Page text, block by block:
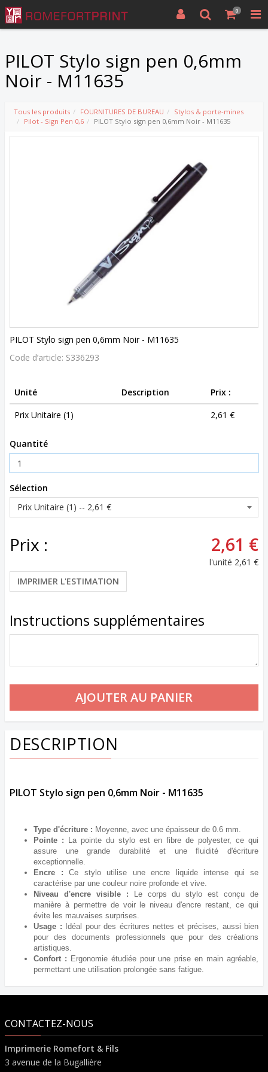
0
PILOT Stylo sign pen 0,6mm
Noir - M11635
Tous les produits FOURNITURES DE BUREAU
Stylos & porte-mines
Pilot - Sign Pen 0,6
PILOT Stylo sign pen 0,6mm Noir - M11635
PILOT Stylo sign pen 0,6mm Noir - M11635
Code d’article: S336293
Unité Description
Prix :
Prix Unitaire (1)
2,61 €
Quantité
Sélection
Prix : 2,61 €
l'unité 2,61 €
IMPRIMER L'ESTIMATION
Instructions supplémentaires
DESCRIPTION
PILOT Stylo sign pen 0,6mm Noir - M11635
Type d'écriture : Moyenne, avec une épaisseur de 0.6 mm.
Pointe : La pointe du stylo est en fibre de polyester, ce qui
assure une grande durabilité et une fluidité d'écriture
exceptionnelle.
Encre : Ce stylo utilise une encre liquide intense qui se
caractérise par une couleur noire profonde et vive.
Niveau d'encre visible : Le corps du stylo est conçu de
manière à permettre de voir le niveau d'encre restant, ce qui
évite les mauvaises surprises.
Usage : Idéal pour des écritures nettes et précises, aussi bien
pour des documents professionnels que pour des créations
artistiques.
Confort : Ergonomie étudiée pour une prise en main agréable,
permettant une utilisation prolongée sans fatigue.
CONTACTEZ-NOUS
Imprimerie Romefort & Fils
3 avenue de la Bugallière